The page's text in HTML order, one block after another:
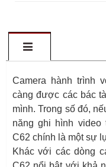
Camera hành trình
càng được các bác
mình. Trong số đó,
năng ghi hình video
C62 chính là một sự
Khác với các dòng